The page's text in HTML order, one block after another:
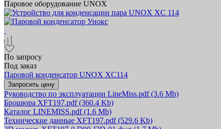
Паровое оборудование UNOX
По запросу
Под заказ
Паровой конденсатор UNOX XC114
Запросить цену
Руководство по эксплуатации LineMiss.pdf(3.6 Mb)
Брошюра XFT197.pdf(360.4 Kb)
Каталог LINEMISS.pdf(1.6 Mb)
Технические данные XFT197.pdf(529.6 Kb)